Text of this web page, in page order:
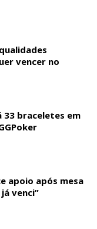
vencer no
33 braceletes em
apoio após mesa
já venci”